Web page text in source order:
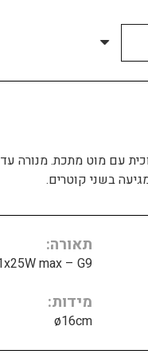
עם מוט מתכת. מנורה
בשני קוטרים.
תאורה
max – G9
מידות
ø16cm